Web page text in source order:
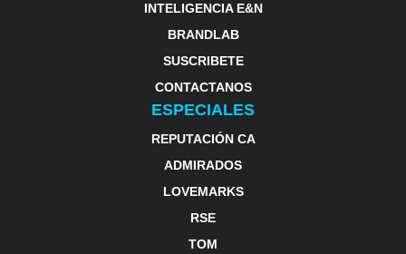
INTELIGENCIA E&N
BRANDLAB
SUSCRIBETE
CONTACTANOS
ESPECIALES
REPUTACIÓN CA
ADMIRADOS
LOVEMARKS
RSE
TOM